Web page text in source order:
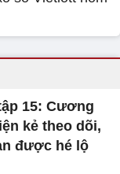
15: Cương
kẻ theo dõi,
được hé lộ